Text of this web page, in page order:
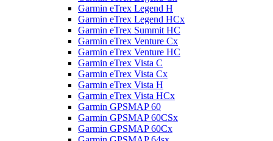
Garmin eTrex Legend H
Garmin eTrex Legend HCx
Garmin eTrex Summit HC
Garmin eTrex Venture Cx
Garmin eTrex Venture HC
Garmin eTrex Vista C
Garmin eTrex Vista Cx
Garmin eTrex Vista H
Garmin eTrex Vista HCx
Garmin GPSMAP 60
Garmin GPSMAP 60CSx
Garmin GPSMAP 60Cx